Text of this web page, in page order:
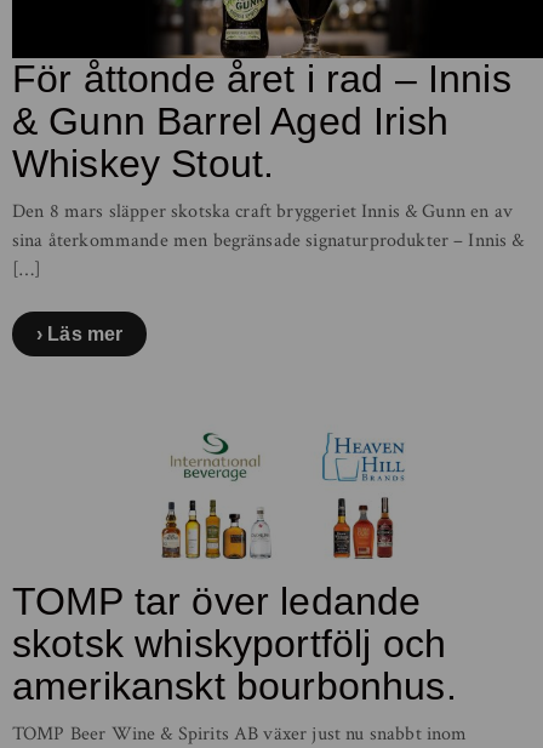
För åttonde året i rad – Innis
& Gunn Barrel Aged Irish
Whiskey Stout.
Den 8 mars släpper skotska craft bryggeriet Innis & Gunn en av
sina återkommande men begränsade signaturprodukter – Innis &
[…]
Läs mer
TOMP tar över ledande
skotsk whiskyportfölj och
amerikanskt bourbonhus.
TOMP Beer Wine & Spirits AB växer just nu snabbt inom